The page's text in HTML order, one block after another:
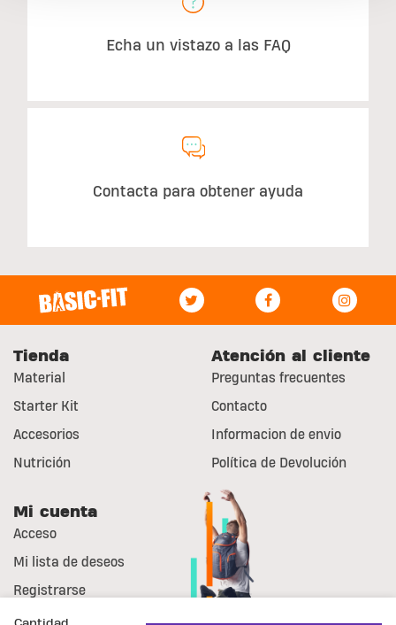
Echa un vistazo a las FAQ
Contacta para obtener ayuda
Tienda
Material
Starter Kit
Accesorios
Nutrición
Atención al cliente
Preguntas frecuentes
Contacto
Informacion de envio
Política de Devolución
Mi cuenta
Acceso
Mi lista de deseos
Registrarse